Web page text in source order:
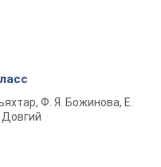
Ф. Я. Божинова, Е.